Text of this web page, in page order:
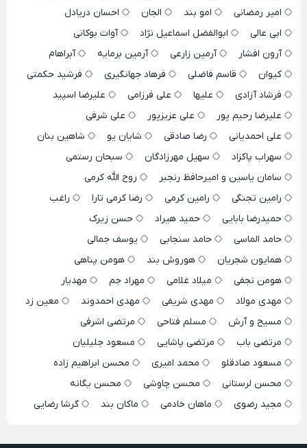
امیر رمضانی
امو بند الجان
احسان دریادل
ابی عالی
ابوالفضل اسماعیل نژاد
آوات بوکانی
آرون افشار
آرمین زارعی آرمین برمایه
آبراهام
کیوان
قاسم فاضلی فرهاد جهانگیری
فرشید حکمتی
فرشاد آزادی
علیها علی فرزامی
علیرضا اسپید
علیرضا رحیم پور
علی عزیزپور
علی شرفی
علی احمدیانی
رضا صادقی شایان یو
شاهین بنان
سهراب پاکزاد
سهیل مهرزادگان
سبحان رستمی
سامان یاسین و امیرحافظ رنجبر
روح الله کرمی
رامین تجنگی
رامین کرمی رضا کرمی تارا
راغب
حمیدرضا بابایی
حمید هیراد
حسن زیرک
حامد الماسی
حامد سنجابی
یوسف جمالی
همایون شجریان
هوروش بند
هومن پناهی
هومن نجفی
میلاد غلامی مهراد جم
مهدیار
مهدی مولاد
مهدی شریفی مهدی احمدوند
معین زد
مسیح و آرش
مسلم فتاحی
مرتضی اشرفی
مرتضی باب
مرتضی پاشایی
مسعود جلیلیان
مسعود صادقلو
محمد امیری
محسن ابراهیم زاده
محسن لرستانی
محسن چاوشی
محسن یگانه
مجید رضوی
ماهان خادمی ماکان بند گرشا رضایی